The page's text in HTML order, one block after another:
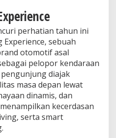
perhatian tahun ini
Experience, sebuah
otomotif asal
pelopor kendaraan
diajak
masa depan lewat
dinamis, dan
kecerdasan
serta smart